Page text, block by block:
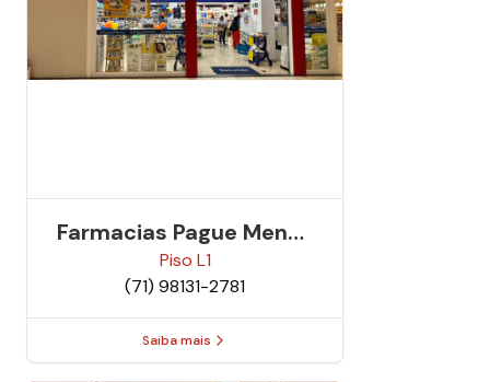
Farmacias Pague Menos
C109
Piso L1
(71) 98131-2781
Saiba mais